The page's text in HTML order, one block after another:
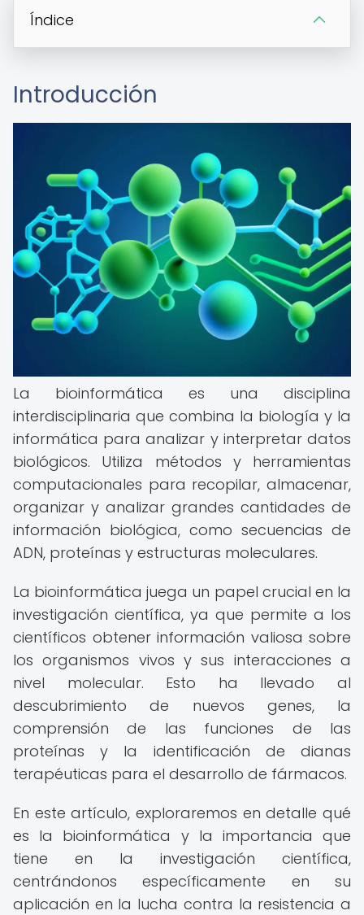
Índice
Introducción
La bioinformática es una disciplina
interdisciplinaria que combina la biología y la
informática para analizar y interpretar datos
biológicos. Utiliza métodos y herramientas
computacionales para recopilar, almacenar,
organizar y analizar grandes cantidades de
información biológica, como secuencias de
ADN, proteínas y estructuras moleculares.
La bioinformática juega un papel crucial en la
investigación científica, ya que permite a los
científicos obtener información valiosa sobre
los organismos vivos y sus interacciones a
nivel molecular. Esto ha llevado al
descubrimiento de nuevos genes, la
comprensión de las funciones de las
proteínas y la identificación de dianas
terapéuticas para el desarrollo de fármacos.
En este artículo, exploraremos en detalle qué
es la bioinformática y la importancia que
tiene en la investigación científica,
centrándonos específicamente en su
aplicación en la lucha contra la resistencia a